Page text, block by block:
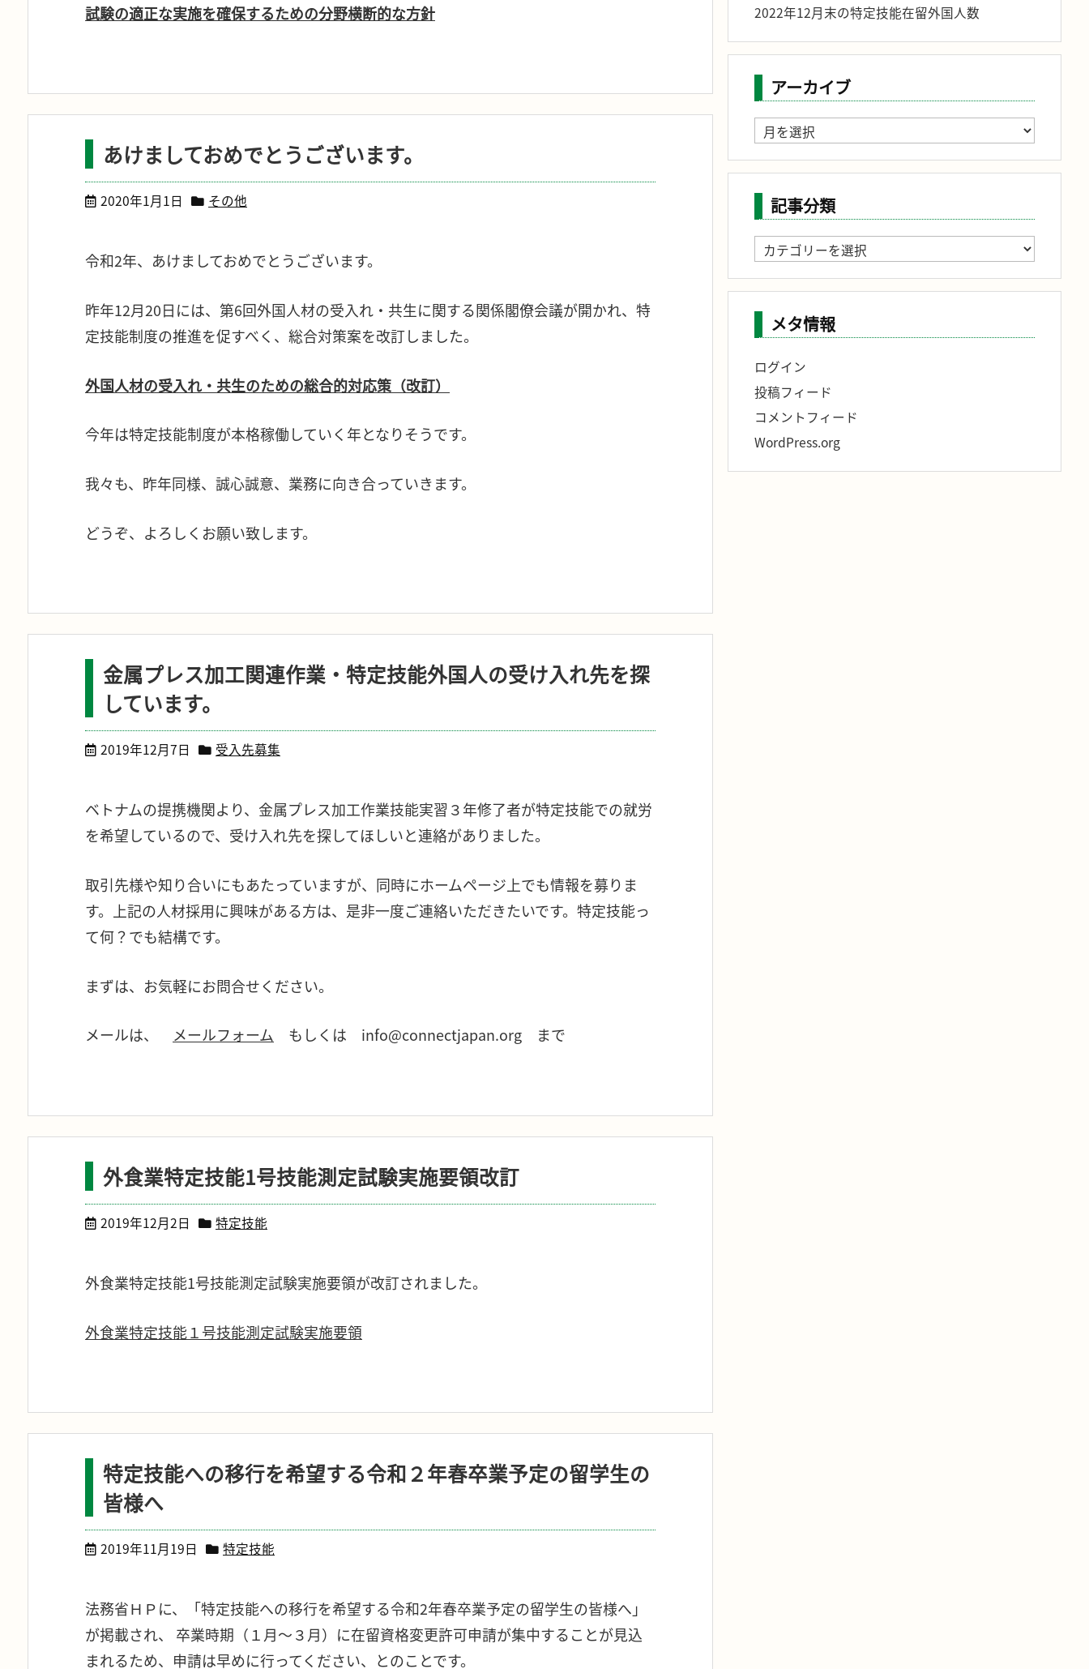
試験の適正な実施を確保するための分野横断的な方針
あけましておめでとうございます。
2020年1月1日 その他
令和2年、あけましておめでとうございます。
昨年12月20日には、第6回外国人材の受入れ・共生に関する関係閣僚会議が開かれ、特
定技能制度の推進を促すべく、総合対策案を改訂しました。
外国人材の受入れ・共生のための総合的対応策（改訂）
今年は特定技能制度が本格稼働していく年となりそうです。
我々も、昨年同様、誠心誠意、業務に向き合っていきます。
どうぞ、よろしくお願い致します。
金属プレス加工関連作業・特定技能外国人の受け入れ先を探
しています。
2019年12月7日 受入先募集
ベトナムの提携機関より、金属プレス加工作業技能実習３年修了者が特定技能での就労
を希望しているので、受け入れ先を探してほしいと連絡がありました。
取引先様や知り合いにもあたっていますが、同時にホームページ上でも情報を募りま
す。上記の人材採用に興味がある方は、是非一度ご連絡いただきたいです。特定技能っ
て何？でも結構です。
まずは、お気軽にお問合せください。
メールは、 メールフォーム もしくは info@connectjapan.org まで
外食業特定技能1号技能測定試験実施要領改訂
2019年12月2日 特定技能
外食業特定技能1号技能測定試験実施要領が改訂されました。
外食業特定技能１号技能測定試験実施要領
特定技能への移行を希望する令和２年春卒業予定の留学生の
皆様へ
2019年11月19日 特定技能
法務省ＨＰに、「特定技能への移行を希望する令和2年春卒業予定の留学生の皆様へ」
が掲載され、 卒業時期（１月～３月）に在留資格変更許可申請が集中することが見込
まれるため、申請は早めに行ってください、とのことです。
2022年12月末の特定技能在留外国人数
アーカイブ
ア
ー
カ
記事分類
記
事
分
メタ情報
ログイン
投稿フィード
コメントフィード
WordPress.org